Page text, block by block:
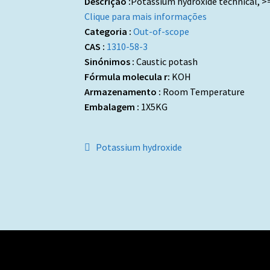
Clique para mais informações
Categoria :Out-of-scope
CAS : 1310-58-3
Sinónimos :Caustic potash
Fórmula molecula r: KOH
Armazenamento : Room Temperature
Embalagem : 1X5KG
Navegação
Artigo
Potassium hydroxide